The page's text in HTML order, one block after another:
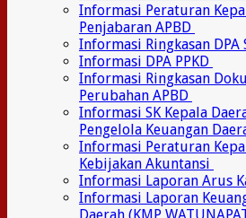
Informasi Peraturan
Penjabaran APBD
Informasi Ringkasan DPA
Informasi DPA PPKD
Informasi Ringkasan
Perubahan APBD
Informasi SK Kepala
Pengelola Keuangan
Informasi Peraturan
Kebijakan Akuntansi
Informasi Laporan Arus
Informasi Laporan